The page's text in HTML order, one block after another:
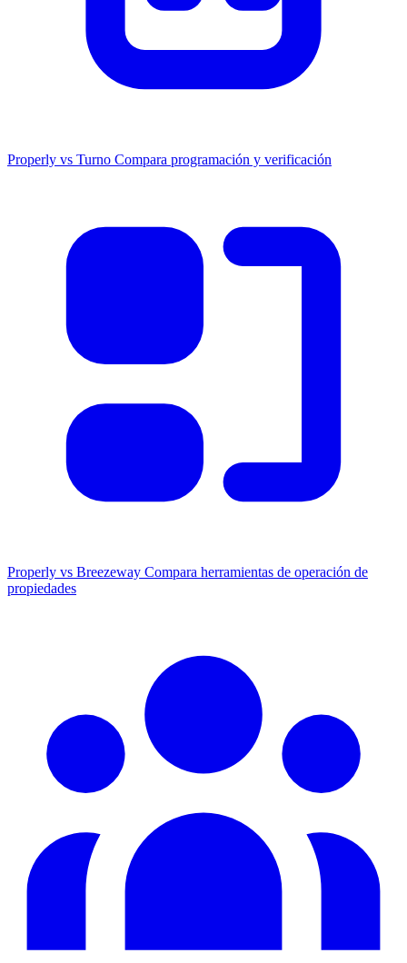
Properly vs Turno Compara programación y verificación
Properly vs Breezeway Compara herramientas de operación de
propiedades